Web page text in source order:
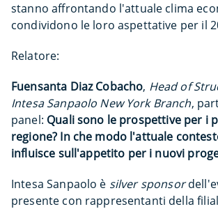
stanno affrontando l'attuale clima
condividono le loro aspettative per il
Relatore:
Fuensanta Diaz Cobacho, Head of
Intesa Sanpaolo New York Branch,
panel: Quali sono le prospettive per i
regione? In che modo l'attuale
influisce sull'appetito per i nuovi
Intesa Sanpaolo è silver sponsor
presente con rappresentanti della